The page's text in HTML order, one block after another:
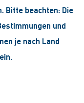
Bitte beachten: Die
und
je nach Land